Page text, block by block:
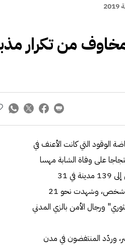
من تكرار مذبحة
تخوفات من تكرار مذبحة 2019 خلال انتفاضة الوقود التي كانت الأعنف في
احتجاجا على وفاة الشابة مهسا
أميني أثناء احتجازها لدى الشرطة، فيما امتدت انتفاضة الغضب لمقتل أميني إلى 139 مدينة في 31
محافظة، وارتفع عدد الشهداء إلى نحو 140 وتجاوز عدد المعتقلين 5000 شخص، وشهدت نحو 21
ورجال الأمن بالزي المدني
وردّد المنتفضون في مدن